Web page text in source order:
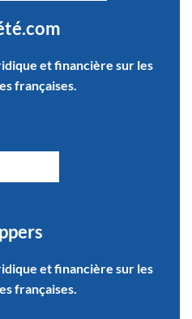
et financière sur les
françaises.
et financière sur les
françaises.